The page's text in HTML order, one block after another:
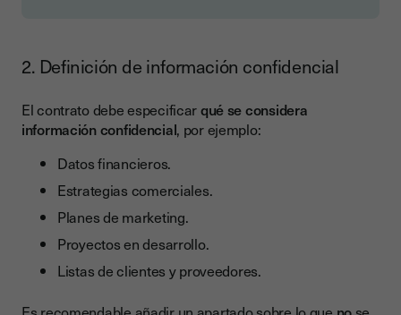
2. Definición de información confidencial
El contrato debe especificarqué se considera
información confidencial, por ejemplo:
Datos financieros.
Estrategias comerciales.
Planes de marketing.
Proyectos en desarrollo.
Listas de clientes y proveedores.